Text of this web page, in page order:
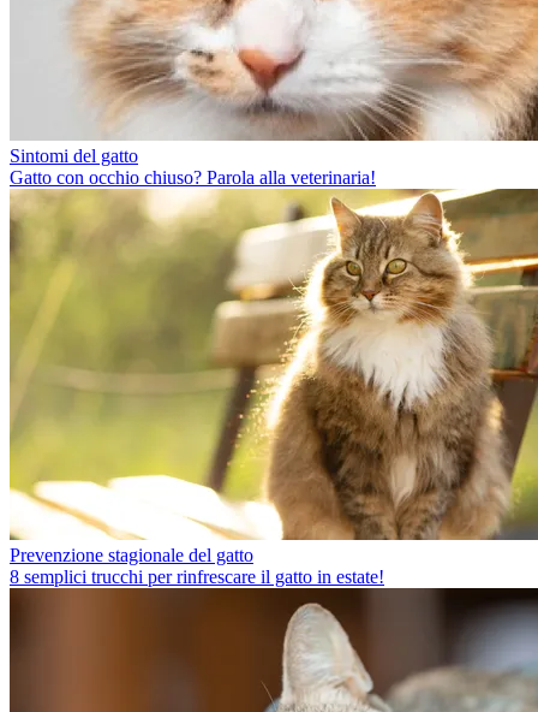
Sintomi del gatto
Gatto con occhio chiuso? Parola alla veterinaria!
Prevenzione stagionale del gatto
8 semplici trucchi per rinfrescare il gatto in estate!